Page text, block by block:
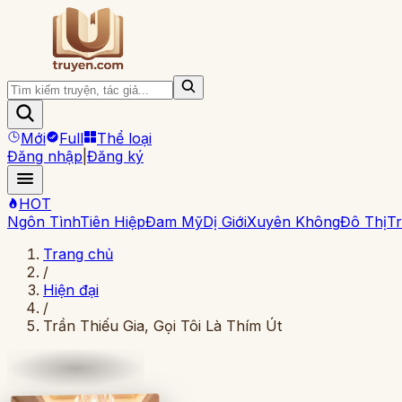
Mới Full
Thể loại
Đăng nhập Đăng ký
HOT
Ngôn TìnhTiên HiệpĐam MỹDị GiớiXuyên KhôngĐô Thị
Trang chủ
/
Hiện đại
/
Trần Thiếu Gia, Gọi Tôi Là Thím Út